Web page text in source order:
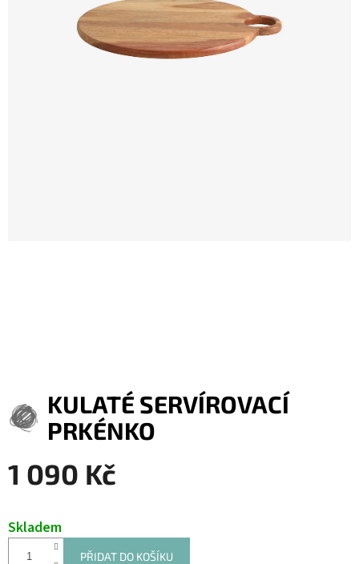
KULATÉ SERVÍROVACÍ
PRKÉNKO
1 090 Kč
Skladem
PŘIDAT DO KOŠÍKU